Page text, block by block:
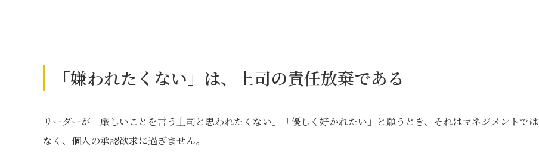
「嫌われたくない」は、上司の責任放棄である
リーダーが「厳しいことを言う上司と思われたくない」「優しく好かれたい」と願うとき、それはマネジメントでは
なく、個人の承認欲求に過ぎません。